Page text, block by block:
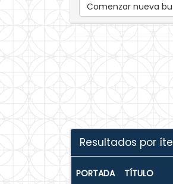
Comenzar nueva
Resultados por
PORTADA TÍTULO